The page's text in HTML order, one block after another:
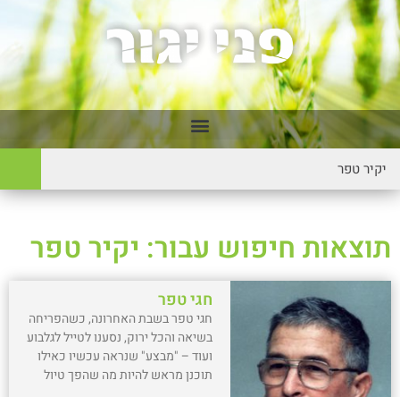
תוצאות חיפוש עבור: יקיר טפר
חגי טפר
חגי טפר בשבת האחרונה, כשהפריחה
בשיאה והכל ירוק, נסענו לטייל לגלבוע
ועוד – "מבצע" שנראה עכשיו כאילו
תוכנן מראש להיות מה שהפך טיול